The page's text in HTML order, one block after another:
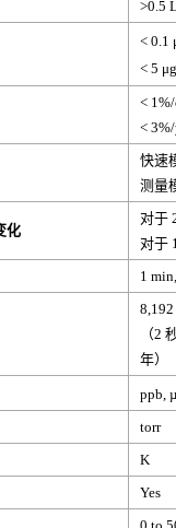
>0.5
< 0.1
< 5
<
<
快速
测量
化
对于
对于
1
（2
年）
ppb,
torr
K
Yes